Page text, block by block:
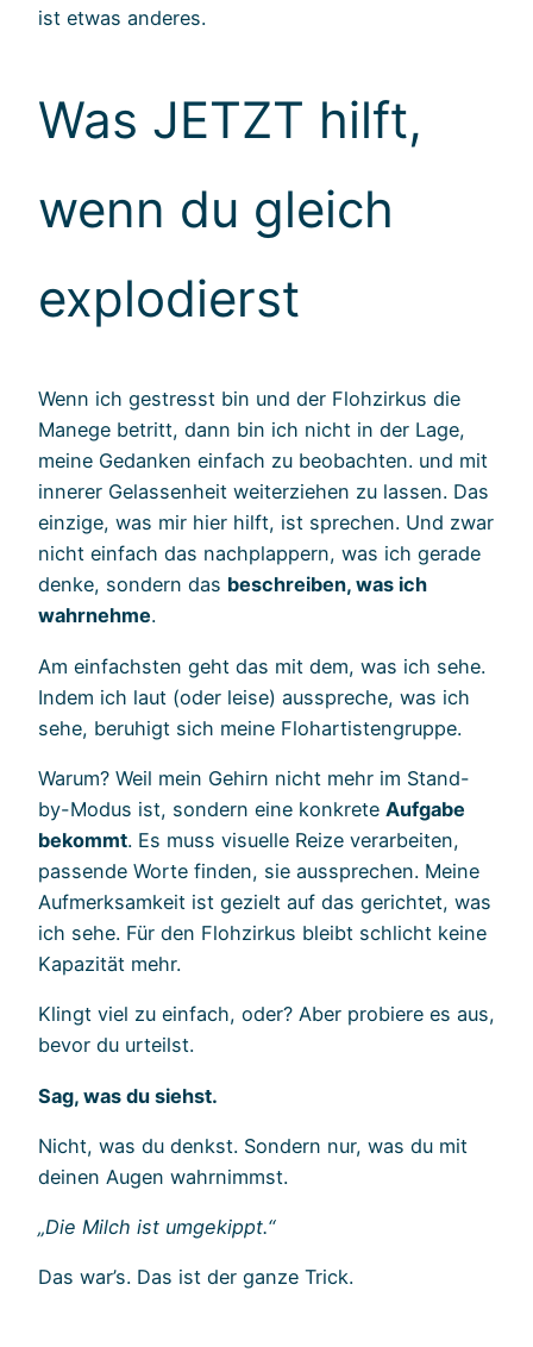
ist etwas anderes.
Was JETZT hilft,
wenn du gleich
explodierst
Wenn ich gestresst bin und der Flohzirkus die
Manege betritt, dann bin ich nicht in der Lage,
meine Gedanken einfach zu beobachten. und mit
innerer Gelassenheit weiterziehen zu lassen. Das
einzige, was mir hier hilft, ist sprechen. Und zwar
nicht einfach das nachplappern, was ich gerade
denke, sondern das beschreiben, was ich
wahrnehme.
Am einfachsten geht das mit dem, was ich sehe.
Indem ich laut (oder leise) ausspreche, was ich
sehe, beruhigt sich meine Flohartistengruppe.
Warum? Weil mein Gehirn nicht mehr im Stand-
by-Modus ist, sondern eine konkrete Aufgabe
bekommt. Es muss visuelle Reize verarbeiten,
passende Worte finden, sie aussprechen. Meine
Aufmerksamkeit ist gezielt auf das gerichtet, was
ich sehe. Für den Flohzirkus bleibt schlicht keine
Kapazität mehr.
Klingt viel zu einfach, oder? Aber probiere es aus,
bevor du urteilst.
Sag, was du siehst.
Nicht, was du denkst. Sondern nur, was du mit
deinen Augen wahrnimmst.
„Die Milch ist umgekippt.“
Das war’s. Das ist der ganze Trick.